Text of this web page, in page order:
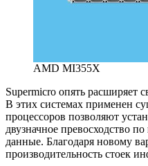
AMD MI355X
Supermicro опять
В этих системах применен
процессоров позволяют
двузначное превосходство
данные. Благодаря новому
производительность стоек